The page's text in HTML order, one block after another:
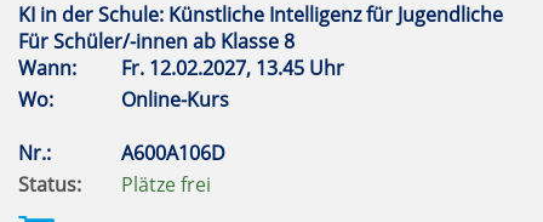
KI in der Schule: Künstliche Intelligenz für Jugendliche
Für Schüler/-innen ab Klasse 8
Wann:
Fr. 12.02.2027, 13.45 Uhr
Wo:
Online-Kurs
Nr.:
A600A106D
Status:
Plätze frei